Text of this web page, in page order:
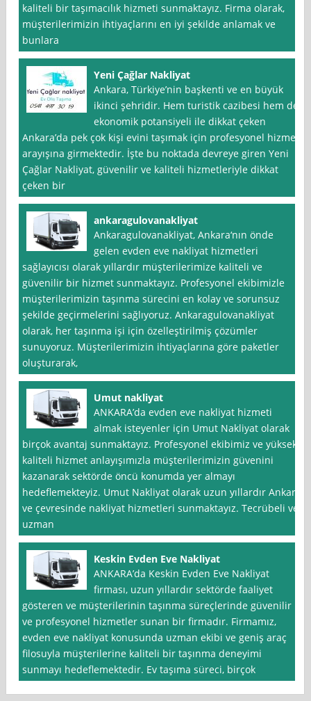
kaliteli bir taşımacılık hizmeti sunmaktayız. Firma olarak,
müşterilerimizin ihtiyaçlarını en iyi şekilde anlamak ve
bunlara
Yeni Çağlar Nakliyat
Ankara, Türkiye’nin başkenti ve en büyük
ikinci şehridir. Hem turistik cazibesi hem de
ekonomik potansiyeli ile dikkat çeken
Ankara’da pek çok kişi evini taşımak için profesyonel hizmet
arayışına girmektedir. İşte bu noktada devreye giren Yeni
Çağlar Nakliyat, güvenilir ve kaliteli hizmetleriyle dikkat
çeken bir
ankaragulovanakliyat
Ankaragulovanakliyat, Ankara‘nın önde
gelen evden eve nakliyat hizmetleri
sağlayıcısı olarak yıllardır müşterilerimize kaliteli ve
güvenilir bir hizmet sunmaktayız. Profesyonel ekibimizle
müşterilerimizin taşınma sürecini en kolay ve sorunsuz
şekilde geçirmelerini sağlıyoruz. Ankaragulovanakliyat
olarak, her taşınma işi için özelleştirilmiş çözümler
sunuyoruz. Müşterilerimizin ihtiyaçlarına göre paketler
oluşturarak,
Umut nakliyat
ANKARA’da evden eve nakliyat hizmeti
almak isteyenler için Umut Nakliyat olarak
birçok avantaj sunmaktayız. Profesyonel ekibimiz ve yüksek
kaliteli hizmet anlayışımızla müşterilerimizin güvenini
kazanarak sektörde öncü konumda yer almayı
hedeflemekteyiz. Umut Nakliyat olarak uzun yıllardır Ankara
ve çevresinde nakliyat hizmetleri sunmaktayız. Tecrübeli ve
uzman
Keskin Evden Eve Nakliyat
ANKARA’da Keskin Evden Eve Nakliyat
firması, uzun yıllardır sektörde faaliyet
gösteren ve müşterilerinin taşınma süreçlerinde güvenilir
ve profesyonel hizmetler sunan bir firmadır. Firmamız,
evden eve nakliyat konusunda uzman ekibi ve geniş araç
filosuyla müşterilerine kaliteli bir taşınma deneyimi
sunmayı hedeflemektedir. Ev taşıma süreci, birçok